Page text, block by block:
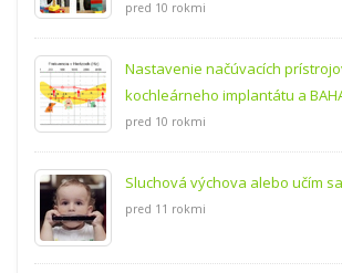
pred 10 rokmi
Nastavenie načúvacích
kochleárneho implantátu a
pred 10 rokmi
Sluchová výchova alebo učím
pred 11 rokmi